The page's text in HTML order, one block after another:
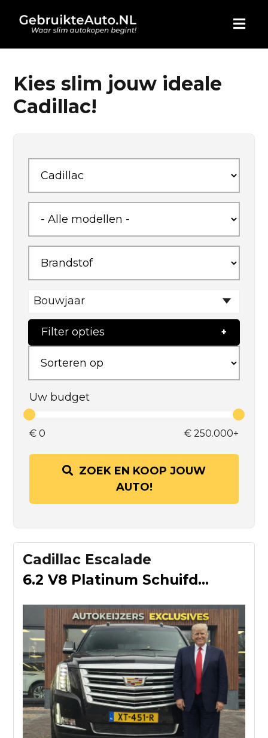
HOME
AUTO KOPEN
BLOG
WIE ZIJN WIJ
CONTACT
Kies slim jouw ideale
Cadillac!
Bouwjaar
Filter opties
Uw budget
€ 0 € 250.000+
ZOEK EN KOOP JOUW
AUTO!
Cadillac Escalade
6.2 V8 Platinum Schuifdak Adapt. Cruise Massage Stoelvent. B